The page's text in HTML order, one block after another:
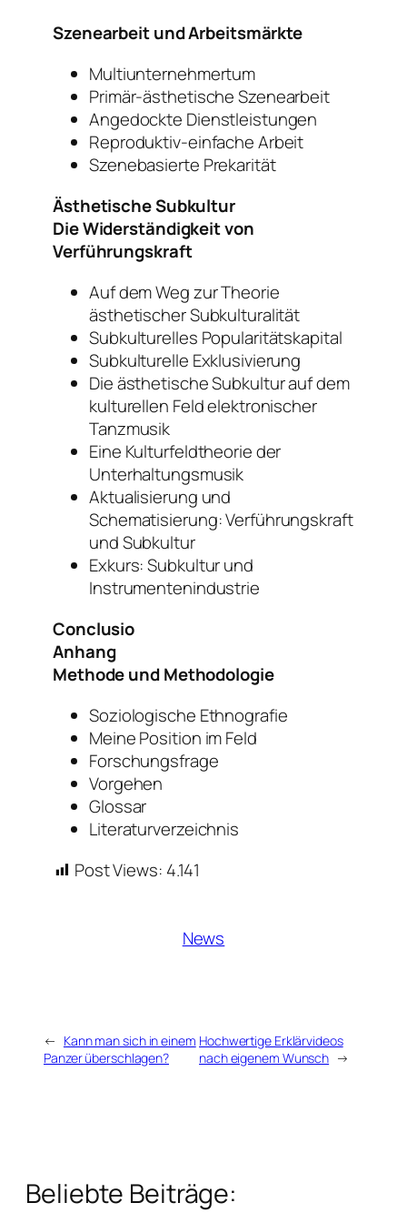
Szenearbeit und Arbeitsmärkte
Multiunternehmertum
Primär-ästhetische Szenearbeit
Angedockte Dienstleistungen
Reproduktiv-einfache Arbeit
Szenebasierte Prekarität
Ästhetische Subkultur
Die Widerständigkeit von
Verführungskraft
Auf dem Weg zur Theorie
ästhetischer Subkulturalität
Subkulturelles Popularitätskapital
Subkulturelle Exklusivierung
Die ästhetische Subkultur auf dem
kulturellen Feld elektronischer
Tanzmusik
Eine Kulturfeldtheorie der
Unterhaltungsmusik
Aktualisierung und
Schematisierung: Verführungskraft
und Subkultur
Exkurs: Subkultur und
Instrumentenindustrie
Conclusio
Anhang
Methode und Methodologie
Soziologische Ethnografie
Meine Position im Feld
Forschungsfrage
Vorgehen
Glossar
Literaturverzeichnis
Post Views: 4.141
News
← Kann man sich in einem
Panzer überschlagen?
Hochwertige Erklärvideos
nach eigenem Wunsch →
Beliebte Beiträge: